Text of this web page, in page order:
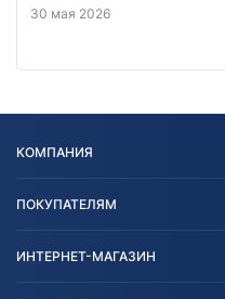
30 мая 2026
КОМПАНИЯ
ПОКУПАТЕЛЯМ
ИНТЕРНЕТ-МАГАЗИН